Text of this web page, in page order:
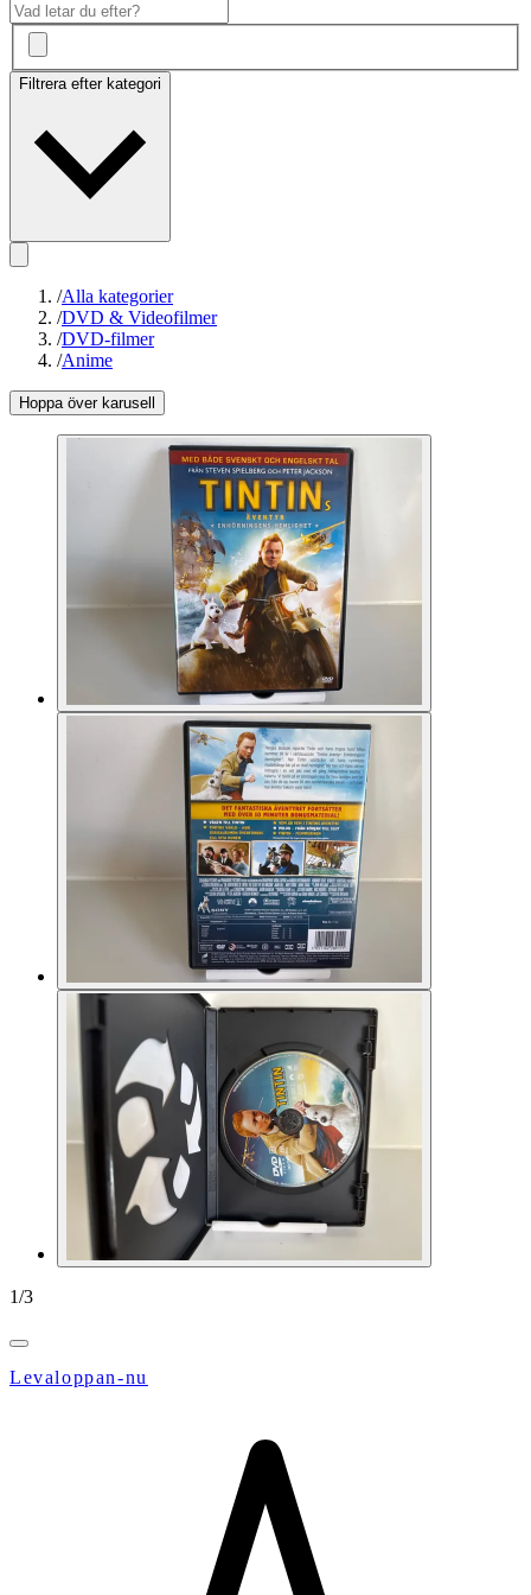
Filtrera efter kategori
/Alla kategorier
/DVD & Videofilmer
/DVD-filmer
/Anime
Hoppa över karusell
1/3
Levaloppan-nu